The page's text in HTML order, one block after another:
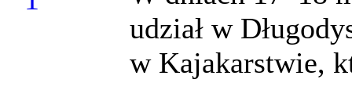
udział w
w Kajakarstwie,